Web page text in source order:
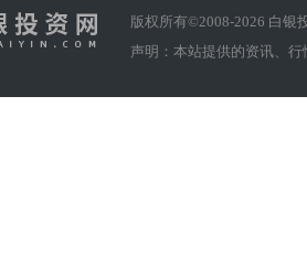
版权所有©2008-2026 白银
声明：本站提供的资讯、